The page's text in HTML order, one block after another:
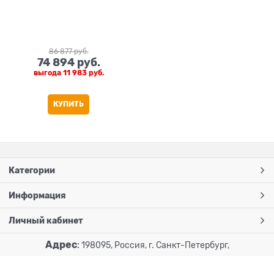
86 877 руб.
74 894 руб.
выгода 11 983 руб.
КУПИТЬ
Категории
Информация
Личный кабинет
Адрес: 198095, Россия, г. Санкт-Петербург,